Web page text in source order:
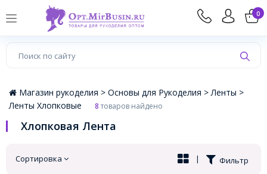
0
×
Магазин рукоделия > Основы для Рукоделия >Ленты >
Ленты Хлопковые
8товаров найдено
Хлопковая Лента
Сортировка Фильтр
|